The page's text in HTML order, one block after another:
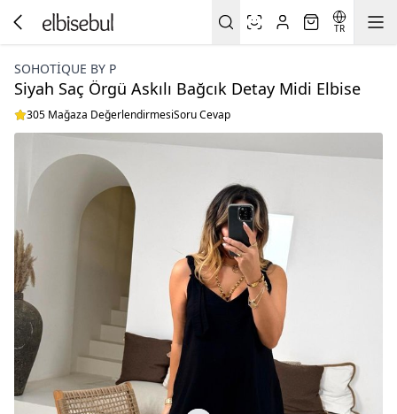
TR
SOHOTIQUE BY P
Siyah Saç Örgü Askılı Bağcık Detay Midi Elbise
305 Mağaza DeğerlendirmesiSoru Cevap